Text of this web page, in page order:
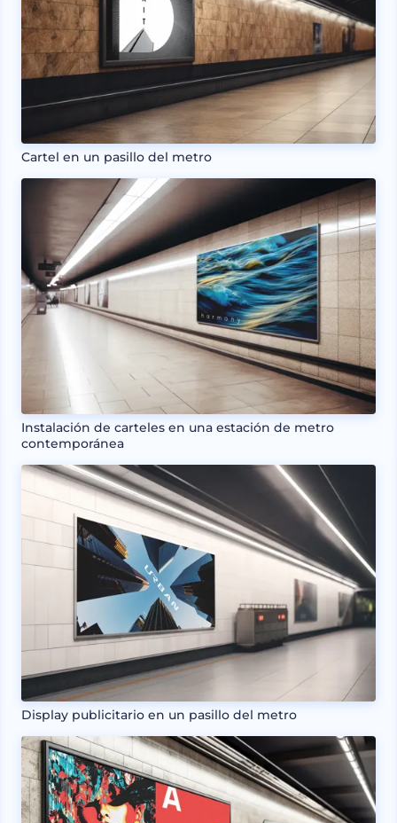
Cartel en un pasillo del metro
Instalación de carteles en una estación de metro
contemporánea
Display publicitario en un pasillo del metro